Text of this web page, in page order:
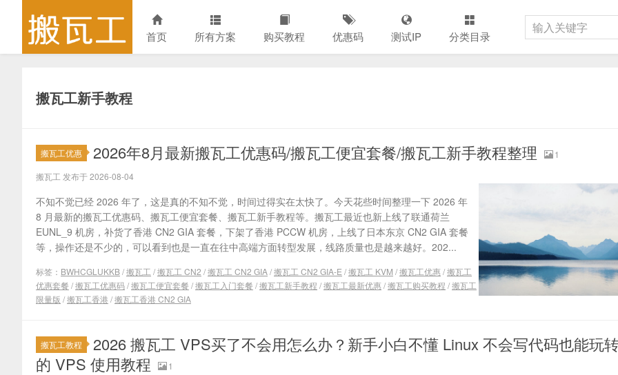
首页 所有方案 购买教程 优惠码 测试IP 分类目录
搬瓦工新手教程
搬瓦工优惠 2026年8月最新搬瓦工优惠码/搬瓦工便宜套餐/搬瓦工新手教程整理
1
搬瓦工 发布于 2026-08-04
不知不觉已经 2026 年了，这是真的不知不觉，时间过得实在太快了。今天花些时间整理一下 2026 年
8 月最新的搬瓦工优惠码、搬瓦工便宜套餐、搬瓦工新手教程等。搬瓦工最近也新上线了联通荷兰
EUNL_9 机房，补货了香港 CN2 GIA 套餐，下架了香港 PCCW 机房，上线了日本东京 CN2 GIA 套餐
等，操作还是不少的，可以看到也是一直在往中高端方面转型发展，线路质量也是越来越好。202...
标签： BWHCGLUKKB/搬瓦工 /搬瓦工 CN2 /搬瓦工 CN2 GIA/搬瓦工 CN2 GIA-E /搬瓦工 KVM /搬瓦工优惠/搬瓦工
优惠套餐 /搬瓦工优惠码/搬瓦工便宜套餐 /搬瓦工入门套餐 /搬瓦工新手教程 /搬瓦工最新优惠/搬瓦工购买教程 /搬瓦工
限量版 /搬瓦工香港 /搬瓦工香港 CN2 GIA
搬瓦工教程
2026 搬瓦工 VPS买了不会用怎么办？新手小白不懂 Linux 不会写代码也能玩
的 VPS 使用教程
1